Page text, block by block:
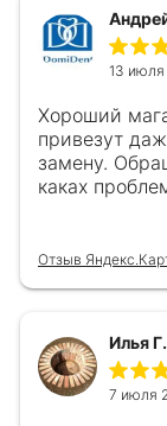
13
Хороший
привезут
замену.
каках
Отзыв
Илья Г.
7 июля